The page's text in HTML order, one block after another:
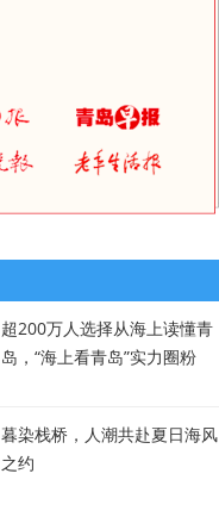
超200万人选择从海上读懂青
岛，“海上看青岛”实力圈粉
暮染栈桥，人潮共赴夏日海风
之约